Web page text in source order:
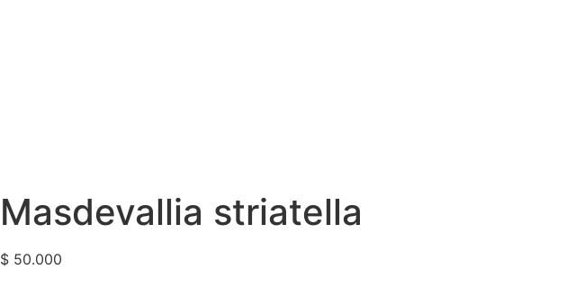
Masdevallia striatella
$50.000